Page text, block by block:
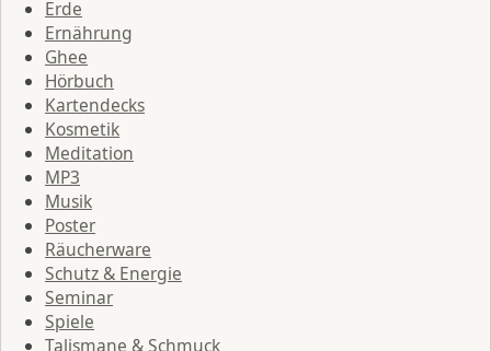
Erde
Ernährung
Ghee
Hörbuch
Kartendecks
Kosmetik
Meditation
MP3
Musik
Poster
Räucherware
Schutz & Energie
Seminar
Spiele
Talismane & Schmuck